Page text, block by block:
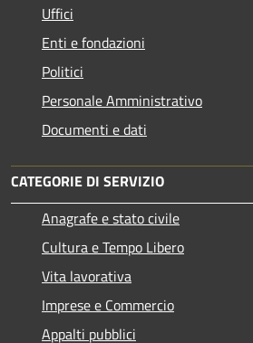
Uffici
Enti e fondazioni
Politici
Personale Amministrativo
Documenti e dati
CATEGORIE DI SERVIZIO
Anagrafe e stato civile
Cultura e Tempo Libero
Vita lavorativa
Imprese e Commercio
Appalti pubblici